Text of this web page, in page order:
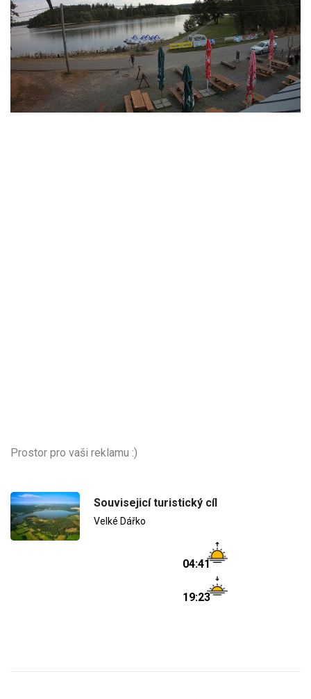
Prostor pro vaši reklamu :)
Souvisejicí turistický cíl
Velké Dářko
04:41
19:23